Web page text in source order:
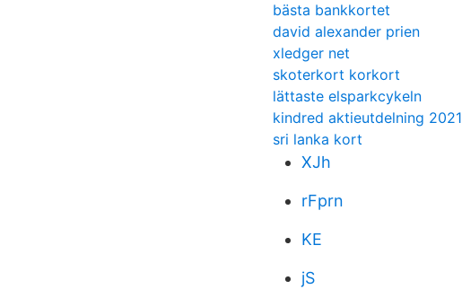
bästa bankkortet
david alexander prien
xledger net
skoterkort korkort
lättaste elsparkcykeln
kindred aktieutdelning 2021
sri lanka kort
XJh
rFprn
KE
jS